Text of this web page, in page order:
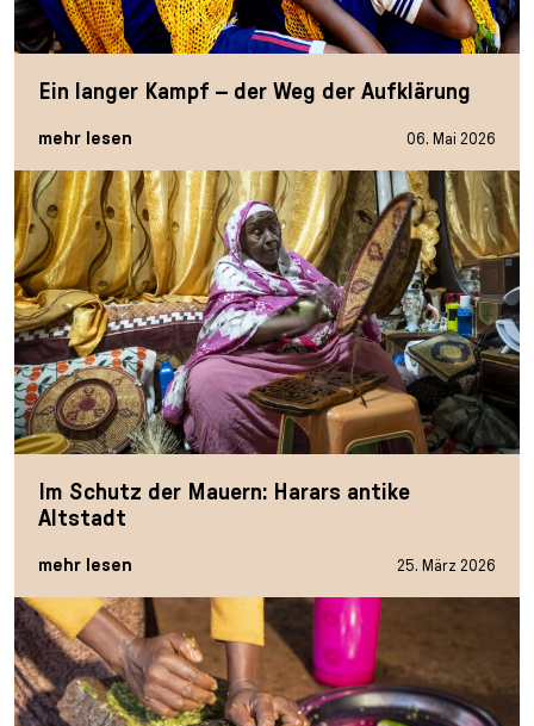
n
g
p
r
e
n
n
/
T
o
L
a
n
g
u
a
g
e
c
t
i
o
n
h
l
s
p
r
i
n
g
e
n
Ein langer Kampf – der Weg der Aufklärung
mehr lesen 06. Mai 2026
Im Schutz der Mauern: Harars antike
Altstadt
mehr lesen 25. März 2026